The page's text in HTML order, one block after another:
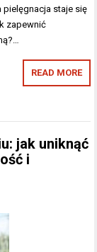
staje się
zapewnić
READ MORE
jak uniknąć
i